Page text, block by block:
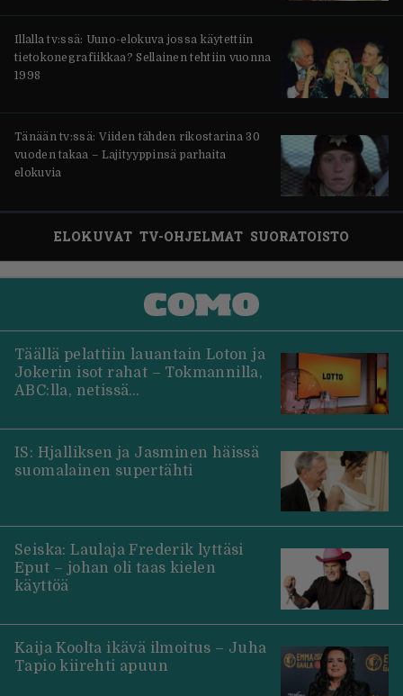
Illalla tv:ssä: Uuno-elokuva jossa käytettiin
tietokonegrafiikkaa? Sellainen tehtiin vuonna
1998
Tänään tv:ssä: Viiden tähden rikostarina 30
vuoden takaa – Lajityyppinsä parhaita
elokuvia
ELOKUVAT TV-OHJELMAT SUORATOISTO
Täällä pelattiin lauantain Loton ja
Jokerin isot rahat – Tokmannilla,
ABC:lla, netissä…
IS: Hjalliksen ja Jasminen häissä
suomalainen supertähti
Seiska: Laulaja Frederik lyttäsi
Eput – johan oli taas kielen
käyttöä
Kaija Koolta ikävä ilmoitus – Juha
Tapio kiirehti apuun